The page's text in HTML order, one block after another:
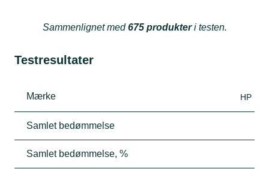
Sammenlignet med675 produkteri testen.
Testresultater
Mærke HP
Samlet bedømmelse
Samlet bedømmelse, %